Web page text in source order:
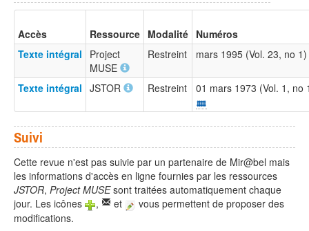
Accès Ressource Modalité Numéros
Texte intégral
Project
MUSE
Restreint mars 1995 (Vol. 23, no
Texte intégral JSTOR Restreint 01 mars 1973 (Vol. 1,
Suivi
Cette revue n'est pas suivie par un partenaire de Mir@bel mais
les informations d'accès en ligne fournies par les ressources
JSTOR, Project MUSEsont traitées automatiquement chaque
jour. Les icônes
, et
vous permettent de proposer des
modifications.